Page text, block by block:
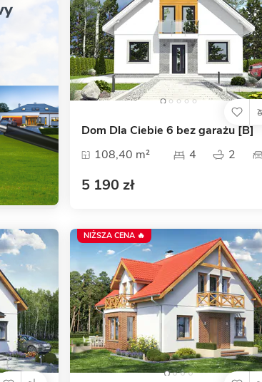
Dom Dla Ciebie 6 bez garażu [B]
108,40 m²
4 2
5 190 zł
NIŻSZA CENA 🔥